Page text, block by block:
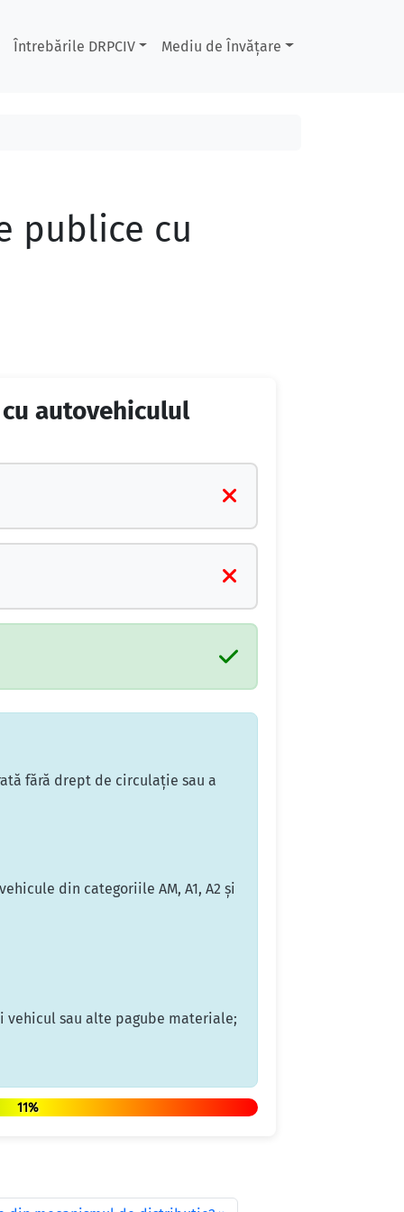
Întrebările DRPCIV Mediu de Învățare
publice cu
autovehiculul
fără drept de circulaţie sau a
din categoriile AM, A1, A2 şi
vehicul sau alte pagube materiale;
11%